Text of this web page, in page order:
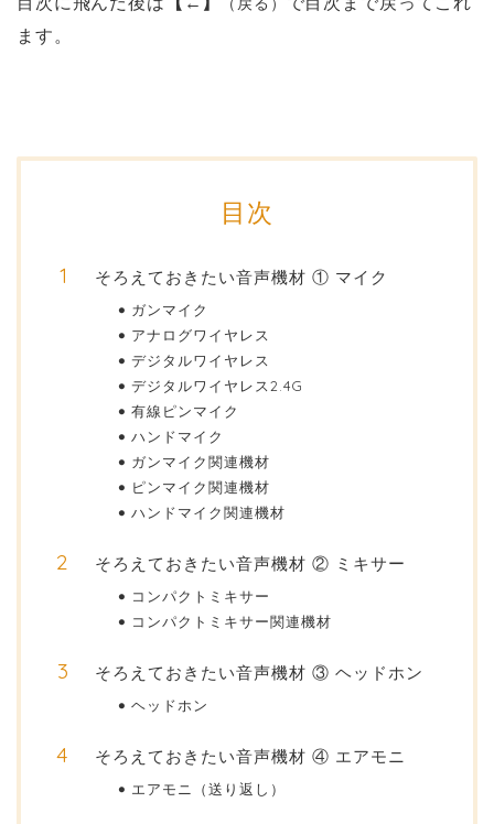
ます。
目次
そろえておきたい音声機材 ① マイク
ガンマイク
アナログワイヤレス
デジタルワイヤレス
デジタルワイヤレス2.4G
有線ピンマイク
ハンドマイク
ガンマイク関連機材
ピンマイク関連機材
ハンドマイク関連機材
そろえておきたい音声機材 ② ミキサー
コンパクトミキサー
コンパクトミキサー関連機材
そろえておきたい音声機材 ③ ヘッドホン
ヘッドホン
そろえておきたい音声機材 ④ エアモニ
エアモニ（送り返し）